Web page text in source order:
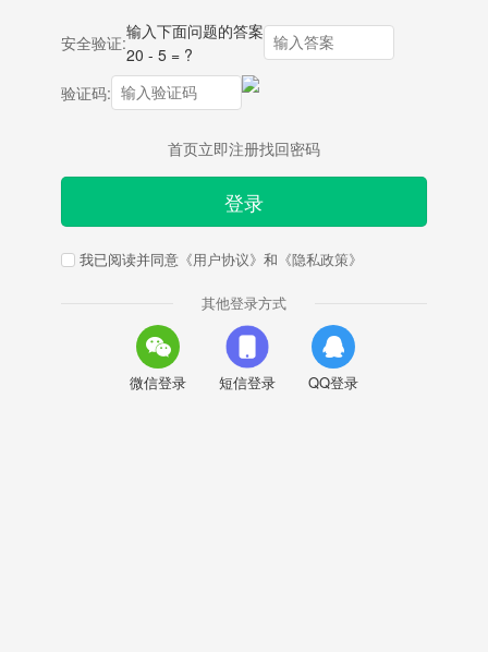
安全验证:
输入下面问题的答案
20 - 5 = ?
验证码:
首页立即注册找回密码
登录
我已阅读并同意 《用户协议》 和 《隐私政策》
其他登录方式
微信登录 短信登录 QQ登录